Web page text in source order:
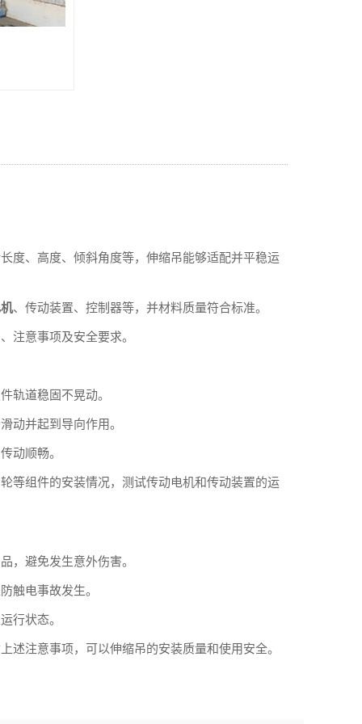
、高度、倾斜角度等，伸缩吊能够适配并平稳运
、传动装置、控制器等，并材料质量符合标准。
意事项及安全要求。
道稳固不晃动。
并起到导向作用。
动顺畅。
组件的安装情况，测试传动电机和传动装置的运
避免发生意外伤害。
电事故发生。
行状态。
注意事项，可以伸缩吊的安装质量和使用安全。